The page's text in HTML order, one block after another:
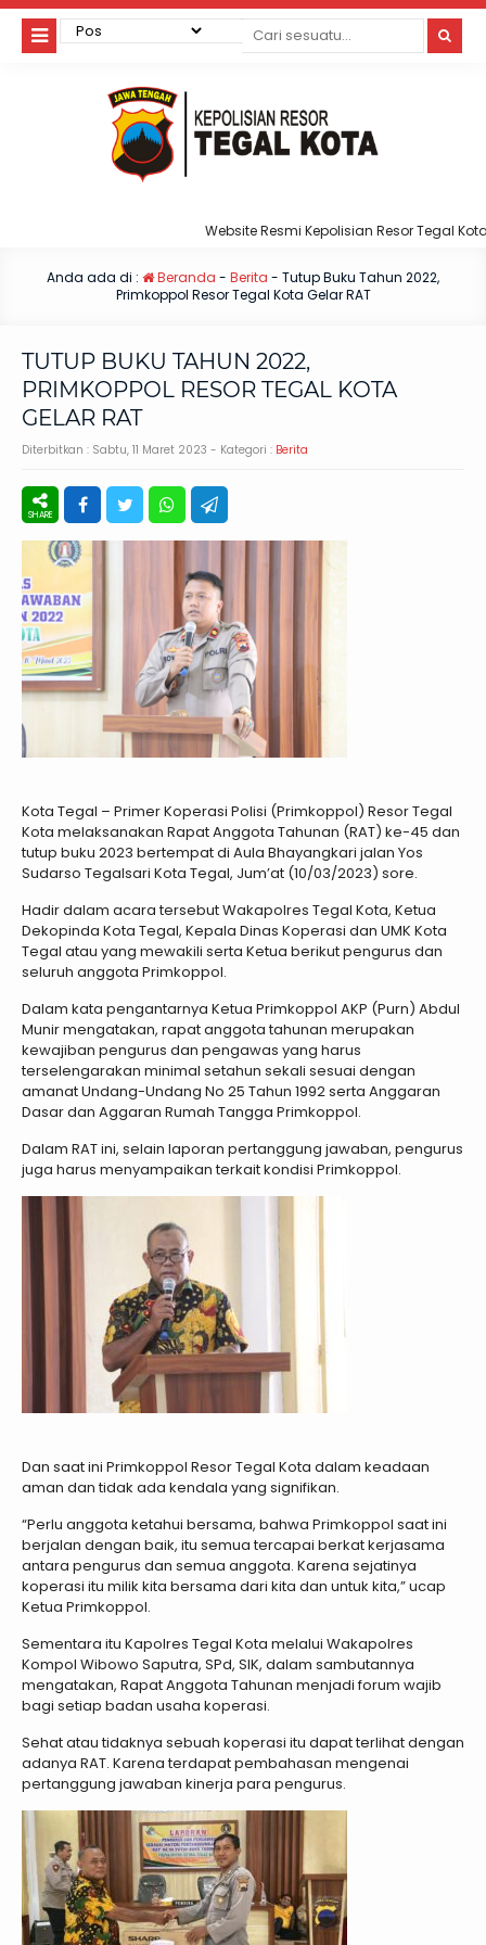
Website Resmi Kepolisian Resor Tegal Kota
Anda ada di : Beranda - Berita - Tutup Buku Tahun 2022,
Primkoppol Resor Tegal Kota Gelar RAT
TUTUP BUKU TAHUN 2022,
PRIMKOPPOL RESOR TEGAL KOTA
GELAR RAT
Diterbitkan : Sabtu, 11 Maret 2023 - Kategori : Berita
Kota Tegal – Primer Koperasi Polisi (Primkoppol) Resor Tegal
Kota melaksanakan Rapat Anggota Tahunan (RAT) ke-45 dan
tutup buku 2023 bertempat di Aula Bhayangkari jalan Yos
Sudarso Tegalsari Kota Tegal, Jum’at (10/03/2023) sore.
Hadir dalam acara tersebut Wakapolres Tegal Kota, Ketua
Dekopinda Kota Tegal, Kepala Dinas Koperasi dan UMK Kota
Tegal atau yang mewakili serta Ketua berikut pengurus dan
seluruh anggota Primkoppol.
Dalam kata pengantarnya Ketua Primkoppol AKP (Purn) Abdul
Munir mengatakan, rapat anggota tahunan merupakan
kewajiban pengurus dan pengawas yang harus
terselengarakan minimal setahun sekali sesuai dengan
amanat Undang-Undang No 25 Tahun 1992 serta Anggaran
Dasar dan Aggaran Rumah Tangga Primkoppol.
Dalam RAT ini, selain laporan pertanggung jawaban, pengurus
juga harus menyampaikan terkait kondisi Primkoppol.
Dan saat ini Primkoppol Resor Tegal Kota dalam keadaan
aman dan tidak ada kendala yang signifikan.
“Perlu anggota ketahui bersama, bahwa Primkoppol saat ini
berjalan dengan baik, itu semua tercapai berkat kerjasama
antara pengurus dan semua anggota. Karena sejatinya
koperasi itu milik kita bersama dari kita dan untuk kita,” ucap
Ketua Primkoppol.
Sementara itu Kapolres Tegal Kota melalui Wakapolres
Kompol Wibowo Saputra, SPd, SIK, dalam sambutannya
mengatakan, Rapat Anggota Tahunan menjadi forum wajib
bagi setiap badan usaha koperasi.
Sehat atau tidaknya sebuah koperasi itu dapat terlihat dengan
adanya RAT. Karena terdapat pembahasan mengenai
pertanggung jawaban kinerja para pengurus.